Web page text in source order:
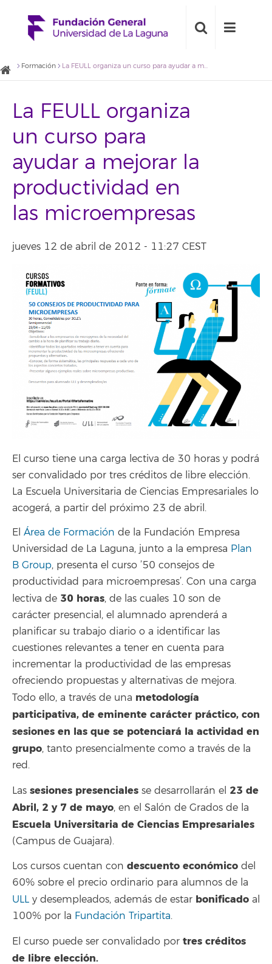
Formación La FEULL organiza un curso para ayudar a mejorar la productividad en las microempresas
La FEULL organiza
un curso para
ayudar a mejorar la
productividad en
las microempresas
jueves 12 de abril de 2012 - 11:27 CEST
El curso tiene una carga lectiva de 30 horas y podrá
ser convalidado por tres créditos de libre elección.
La Escuela Universitaria de Ciencias Empresariales lo
acogerá, a partir del próximo 23 de abril.
El Área de Formación de la Fundación Empresa
Universidad de La Laguna, junto a la empresa Plan
B Group, presenta el curso ’50 consejos de
productividad para microempresas’. Con una carga
lectiva de 30 horas, de las cuales 10 son de
carácter presencial, el alumnado aprenderá a
planificar su trabajo diario o a identificar las
cuestiones relevantes a tener en cuenta para
incrementar la productividad de las empresas
ofreciendo propuestas y alternativas de mejora.
Todo ello, a través de una metodología
participativa, de eminente carácter práctico, con
sesiones en las que se potenciará la actividad en
grupo, tanto presencialmente como a través de la
red.
Las sesiones presenciales se desarrollarán el 23 de
Abril, 2 y 7 de mayo, en el Salón de Grados de la
Escuela Universitaria de Ciencias Empresariales
(Campus de Guajara).
Los cursos cuentan con descuento económico del
60% sobre el precio ordinario para alumnos de la
ULL y desempleados, además de estar bonificado al
100% por la Fundación Tripartita.
El curso puede ser convalidado por tres créditos
de libre elección.